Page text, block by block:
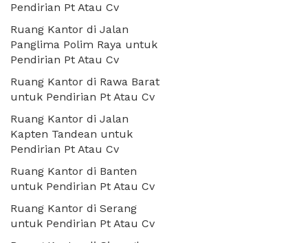
Pendirian Pt Atau Cv
Ruang Kantor di Jalan
Panglima Polim Raya untuk
Pendirian Pt Atau Cv
Ruang Kantor di Rawa Barat
untuk Pendirian Pt Atau Cv
Ruang Kantor di Jalan
Kapten Tandean untuk
Pendirian Pt Atau Cv
Ruang Kantor di Banten
untuk Pendirian Pt Atau Cv
Ruang Kantor di Serang
untuk Pendirian Pt Atau Cv